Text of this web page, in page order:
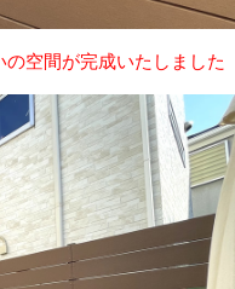
の空間が完成いたしました